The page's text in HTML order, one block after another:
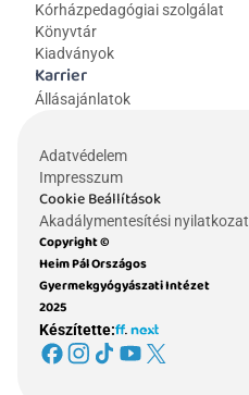
Kórházpedagógiai szolgálat
Könyvtár
Kiadványok
Karrier
Állásajánlatok
Adatvédelem
Impresszum
Cookie Beállítások
Akadálymentesítési nyilatkozat
Copyright ©
Heim Pál Országos
Gyermekgyógyászati Intézet
2025
Készítette: